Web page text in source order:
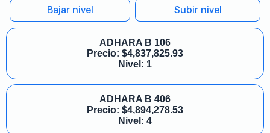
Bajar nivel Subir nivel
ADHARA B 106
Precio: $4,837,825.93
Nivel: 1
ADHARA B 406
Precio: $4,894,278.53
Nivel: 4